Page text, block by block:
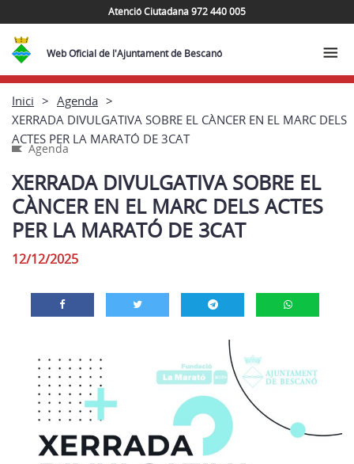
Atenció Ciutadana 972 440 005
Web Oficial de l'Ajuntament de Bescanó
Inici
Agenda
XERRADA DIVULGATIVA SOBRE EL CÀNCER EN EL MARC DELS
ACTES PER LA MARATÓ DE 3CAT
Agenda
XERRADA DIVULGATIVA SOBRE EL
CÀNCER EN EL MARC DELS ACTES
PER LA MARATÓ DE 3CAT
12/12/2025